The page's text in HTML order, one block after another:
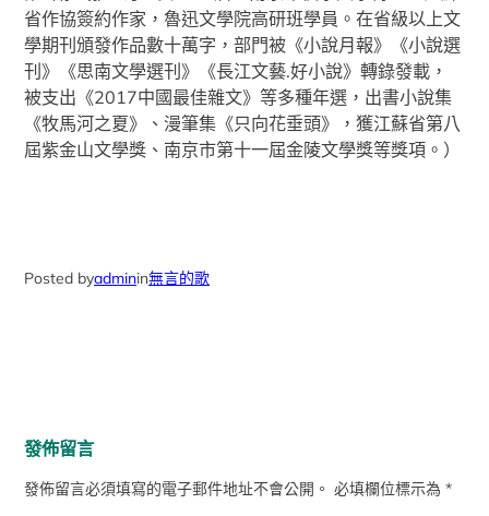
省作協簽約作家，魯迅文學院高研班學員。在省級以上文
學期刊頒發作品數十萬字，部門被《小說月報》《小說選
刊》《思南文學選刊》《長江文藝.好小說》轉錄發載，
被支出《2017中國最佳雜文》等多種年選，出書小說集
《牧馬河之夏》、漫筆集《只向花垂頭》，獲江蘇省第八
屆紫金山文學獎、南京市第十一屆金陵文學獎等獎項。）
Posted byadminin無言的歌
發佈留言
發佈留言必須填寫的電子郵件地址不會公開。 必填欄位標示為*